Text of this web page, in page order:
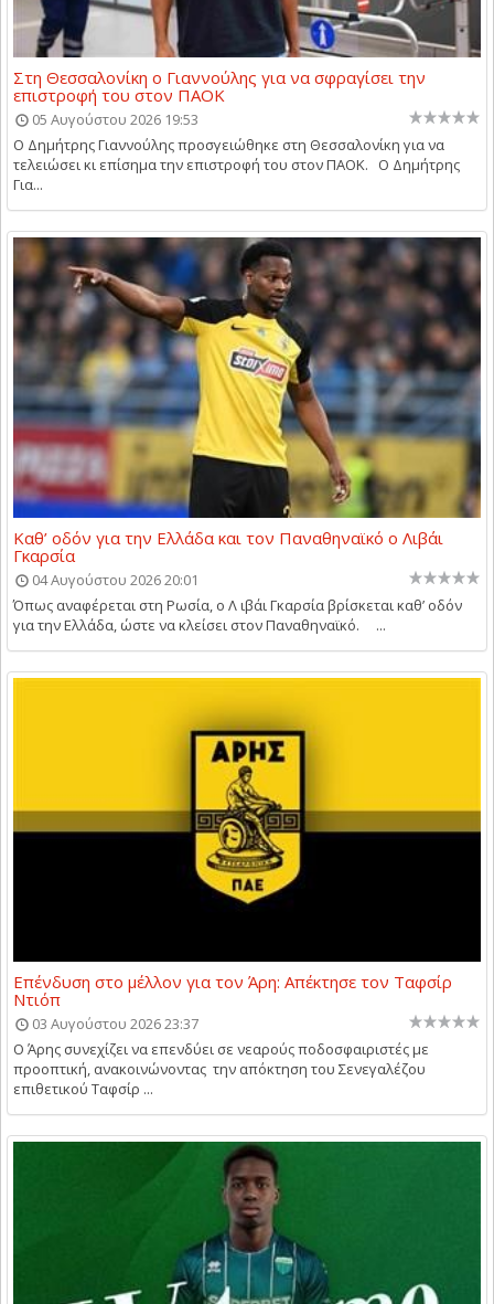
Στη Θεσσαλονίκη ο Γιαννούλης για να σφραγίσει την
επιστροφή του στον ΠΑΟΚ
05 Αυγούστου 2026 19:53
Ο Δημήτρης Γιαννούλης προσγειώθηκε στη Θεσσαλονίκη για να
τελειώσει κι επίσημα την επιστροφή του στον ΠΑΟΚ. Ο Δημήτρης
Για...
Καθ’ οδόν για την Ελλάδα και τον Παναθηναϊκό ο Λιβάι
Γκαρσία
04 Αυγούστου 2026 20:01
Όπως αναφέρεται στη Ρωσία, ο Λ ιβάι Γκαρσία βρίσκεται καθ’ οδόν
για την Ελλάδα, ώστε να κλείσει στον Παναθηναϊκό. ...
Επένδυση στο μέλλον για τον Άρη: Απέκτησε τον Ταφσίρ
Ντιόπ
03 Αυγούστου 2026 23:37
Ο Άρης συνεχίζει να επενδύει σε νεαρούς ποδοσφαιριστές με
προοπτική, ανακοινώνοντας την απόκτηση του Σενεγαλέζου
επιθετικού Ταφσίρ ...